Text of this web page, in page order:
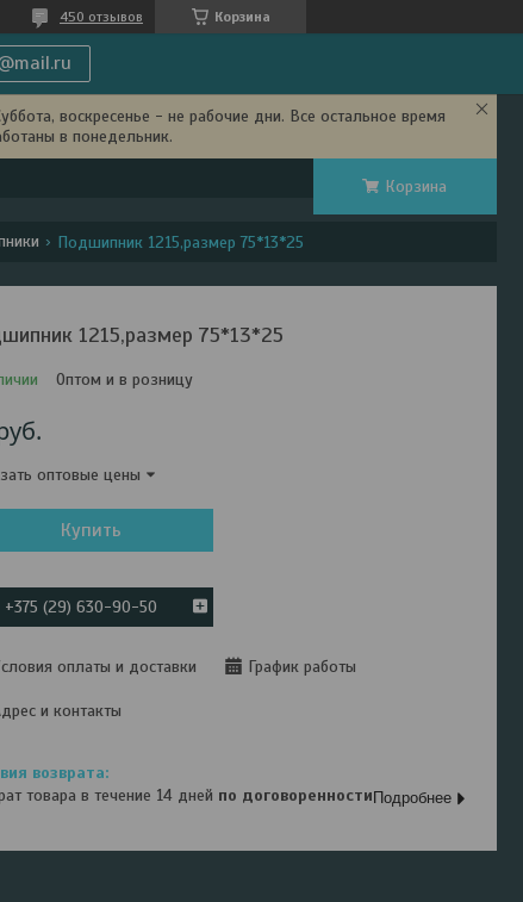
Корзина
450 отзывов
воскресенье - не рабочие дни. Все остальное время
в понедельник.
Корзина
Подшипник 1215,размер 75*13*25
1215,размер 75*13*25
Оптом и в розницу
оптовые цены
Купить
+375 (29) 630-90-50
оплаты и доставки График работы
и контакты
товара в течение 14 дней по договоренности Подробнее